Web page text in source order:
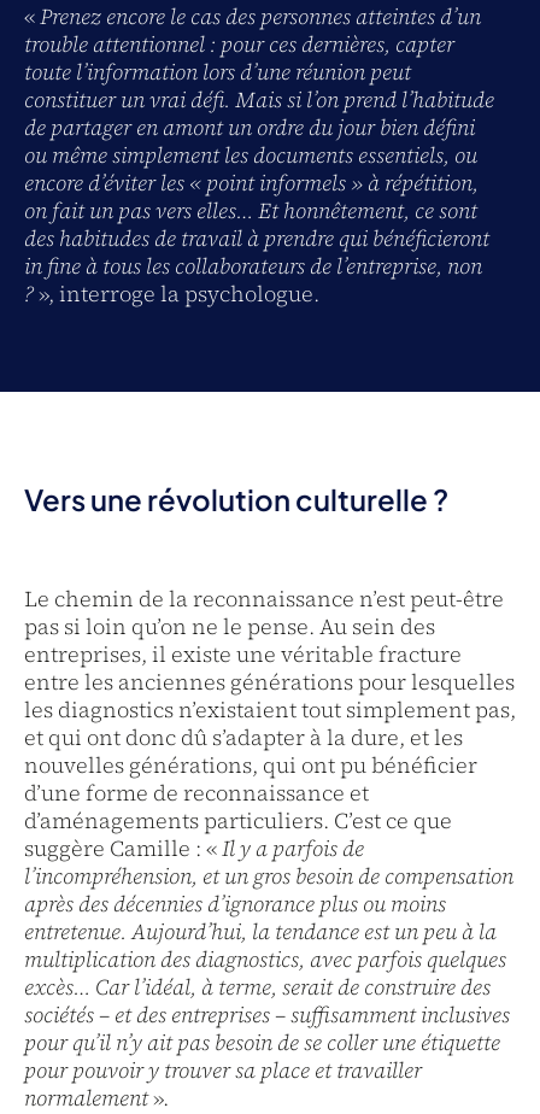
«Prenez encore le cas des personnes atteintes d’un
trouble attentionnel : pour ces dernières, capter
toute l’information lors d’une réunion peut
constituer un vrai défi. Mais si l’on prend l’habitude
de partager en amont un ordre du jour bien défini
ou même simplement les documents essentiels, ou
encore d’éviter les « point informels » à répétition,
on fait un pas vers elles… Et honnêtement, ce sont
des habitudes de travail à prendre qui bénéficieront
in fine à tous les collaborateurs de l’entreprise, non
?», interroge la psychologue.
Vers une révolution culturelle ?
Le chemin de la reconnaissance n’est peut-être
pas si loin qu’on ne le pense. Au sein des
entreprises, il existe une véritable fracture
entre les anciennes générations pour lesquelles
les diagnostics n’existaient tout simplement pas,
et qui ont donc dû s’adapter à la dure, et les
nouvelles générations, qui ont pu bénéficier
d’une forme de reconnaissance et
d’aménagements particuliers. C’est ce que
suggère Camille : «Il y a parfois de
l’incompréhension, et un gros besoin de compensation
après des décennies d’ignorance plus ou moins
entretenue. Aujourd’hui, la tendance est un peu à la
multiplication des diagnostics, avec parfois quelques
excès… Car l’idéal, à terme, serait de construire des
sociétés – et des entreprises – suffisamment inclusives
pour qu’il n’y ait pas besoin de se coller une étiquette
pour pouvoir y trouver sa place et travailler
normalement».